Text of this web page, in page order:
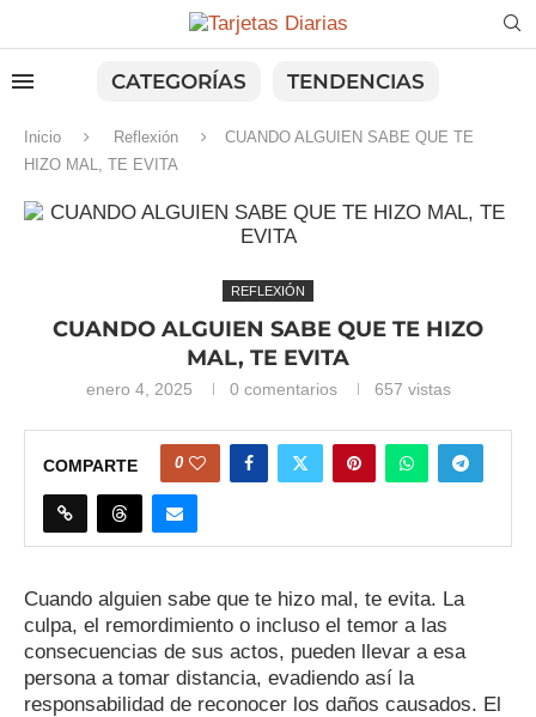
CATEGORÍAS TENDENCIAS
Inicio Reflexión
CUANDO ALGUIEN SABE QUE TE
HIZO MAL, TE EVITA
REFLEXIÓN
CUANDO ALGUIEN SABE QUE TE HIZO
MAL, TE EVITA
enero 4, 2025 0 comentarios 657 vistas
COMPARTE 0
Cuando alguien sabe que te hizo mal, te evita. La
culpa, el remordimiento o incluso el temor a las
consecuencias de sus actos, pueden llevar a esa
persona a tomar distancia, evadiendo así la
responsabilidad de reconocer los daños causados. El